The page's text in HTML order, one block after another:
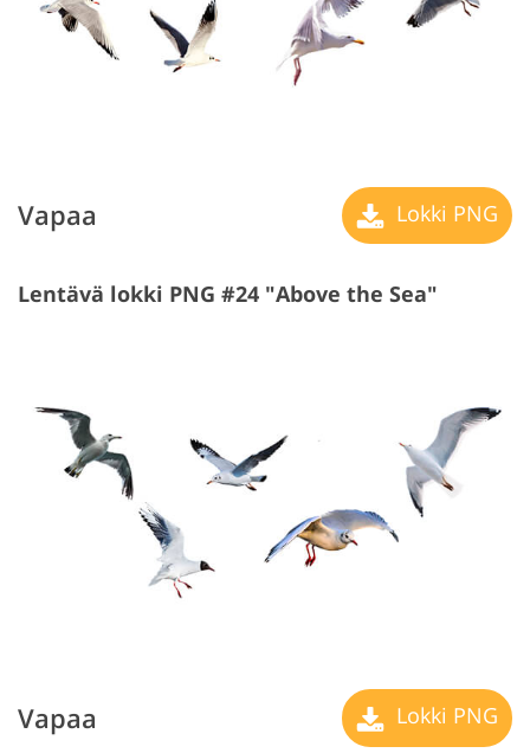
Vapaa Lokki PNG
Lentävä lokki PNG #24 "Above the Sea"
Vapaa Lokki PNG